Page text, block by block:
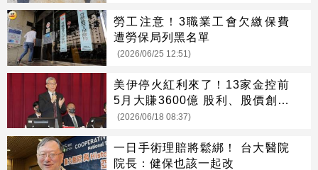
勞工注意！3職業工會欠繳保費
遭勞保局列黑名單
(2026/06/25 12:51)
美伊停火紅利來了！13家金控前
5月大賺3600億 股利、股價創新
高
(2026/06/18 08:37)
一日手術理賠將鬆綁！ 台大醫院
院長：健保也該一起改